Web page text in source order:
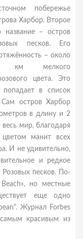
побережье
Харбор. Второе
название – остров
песков. Его
– около
км мелкого
цвета. Это
в список
остров Харбор
в длину и 2
мир, благодаря
манит всех
И не удивительно,
и редкое
Розовых песков. По-
но местные
еще одно
Журнал Forbes
красивым из